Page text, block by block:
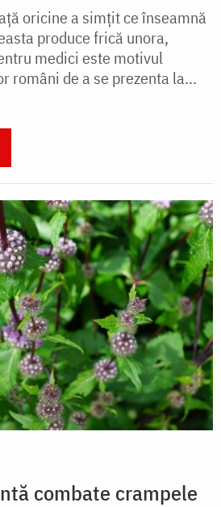
oricine a simţit ce înseamnă
produce frică unora,
medici este motivul
români de a se prezenta la...
combate crampele